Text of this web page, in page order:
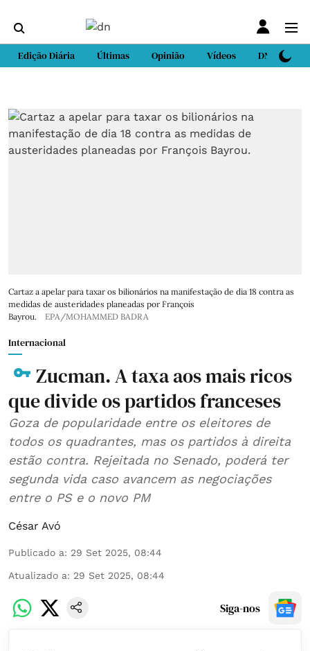
Edição Diária Últimas Opinião Vídeos DN Sport
Cartaz a apelar para taxar os bilionários na manifestação de dia 18 contra as
medidas de austeridades planeadas por François
Bayrou.
EPA/MOHAMMED BADRA
Internacional
Zucman. A taxa aos mais ricos
que divide os partidos franceses
Goza de popularidade entre os eleitores de
todos os quadrantes, mas os partidos à direita
estão contra. Rejeitada no Senado, poderá ter
segunda vida caso avancem as negociações
entre o PS e o novo PM
César Avó
Publicado a: 29 Set 2025, 08:44
Atualizado a: 29 Set 2025, 08:44
Siga-nos